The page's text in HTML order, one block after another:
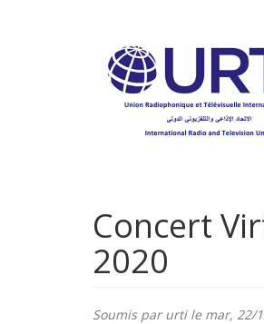
Concert
2020
Soumis par urtile mar, 22/